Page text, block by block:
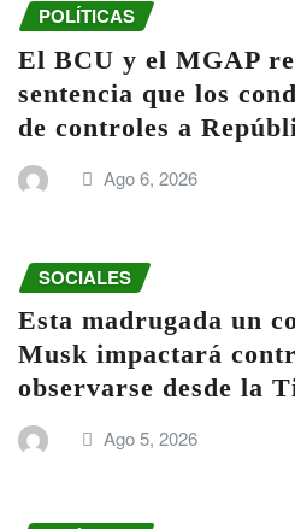
POLÍTICAS
El BCU y el MGAP
sentencia que los
de controles a
Ago 6, 2026
SOCIALES
Esta madrugada un
Musk impactará
observarse desde la
Ago 5, 2026